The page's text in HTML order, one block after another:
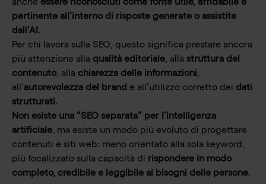
pertinente all’interno di risposte generate o assistite
dall’AI.
Per chi lavora sulla SEO, questo significa prestare ancora
più attenzione alla qualità editoriale , alla struttura del
contenuto , alla chiarezza delle informazioni
all’autorevolezza del brand e all’utilizzo corretto dei dati
strutturati.
Non esiste una “SEO separata” per l’intelligenza
artificiale , ma esiste un modo più evoluto di progettare
contenuti e siti web: meno orientato alla sola keyword,
più focalizzato sulla capacità di rispondere in modo
completo, credibile e leggibile ai bisogni delle persone.